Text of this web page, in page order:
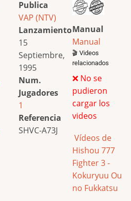
Publica
VAP (NTV)
Lanzamiento
15
Septiembre,
1995
Num.
Jugadores
1
Referencia
SHVC-A73J
Manual
Manual
🎬 Videos
relacionados
❌ No se
pudieron
cargar los
videos
Vídeos de
Hishou 777
Fighter 3 -
Kokuryuu Ou
no Fukkatsu